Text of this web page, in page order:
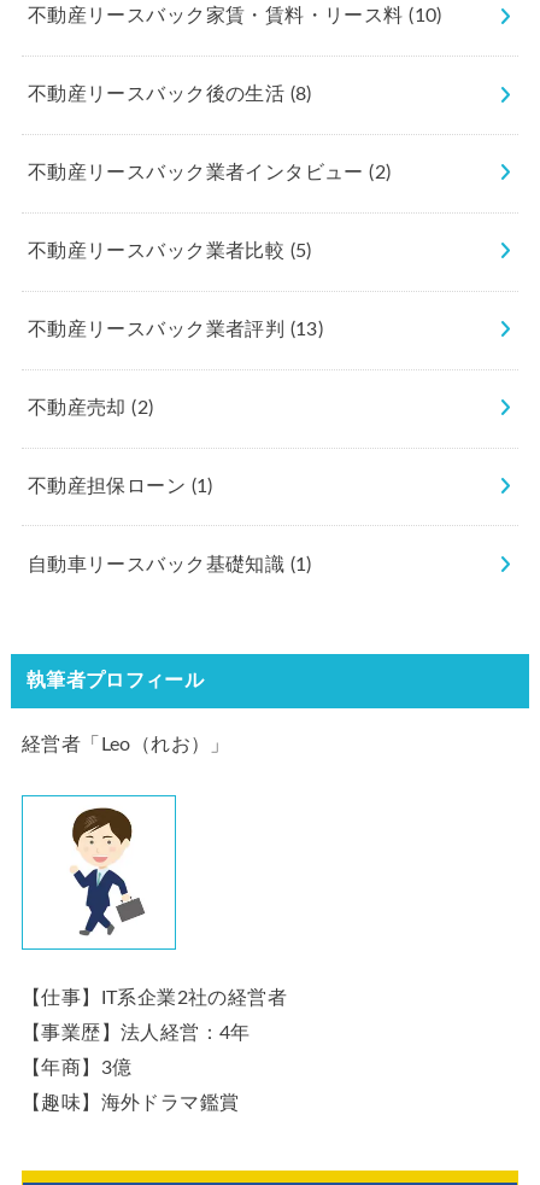
不動産リースバック家賃・賃料・リース料(10)
不動産リースバック後の生活 (8)
不動産リースバック業者インタビュー(2)
不動産リースバック業者比較 (5)
不動産リースバック業者評判 (13)
不動産売却(2)
不動産担保ローン (1)
自動車リースバック基礎知識 (1)
執筆者プロフィール
経営者「Leo（れお）」
【仕事】IT系企業2社の経営者
【事業歴】法人経営：4年
【年商】3億
【趣味】海外ドラマ鑑賞